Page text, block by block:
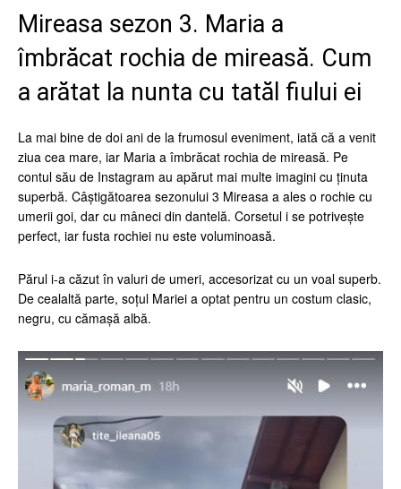
Mireasa sezon 3. Maria a
îmbrăcat rochia de mireasă. Cum
a arătat la nunta cu tatăl fiului ei
La mai bine de doi ani de la frumosul eveniment, iată că a venit
ziua cea mare, iar Maria a îmbrăcat rochia de mireasă. Pe
contul său de Instagram au apărut mai multe imagini cu ținuta
superbă. Câștigătoarea sezonului 3 Mireasa a ales o rochie cu
umerii goi, dar cu mâneci din dantelă. Corsetul i se potrivește
perfect, iar fusta rochiei nu este voluminoasă.
Părul i-a căzut în valuri de umeri, accesorizat cu un voal superb.
De cealaltă parte, soțul Mariei a optat pentru un costum clasic,
negru, cu cămașă albă.